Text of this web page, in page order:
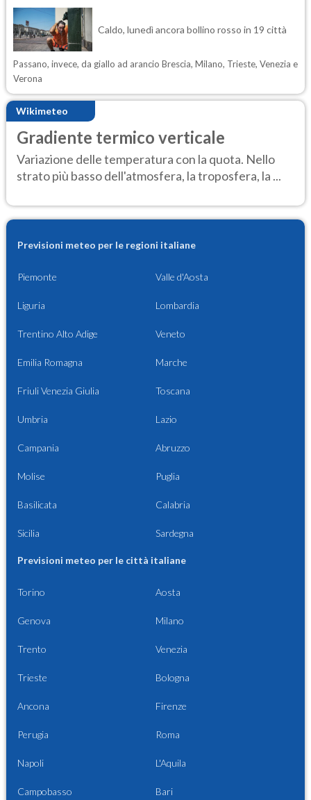
Caldo, lunedì ancora bollino rosso in 19 città
Passano, invece, da giallo ad arancio Brescia, Milano, Trieste, Venezia e
Verona
Wikimeteo
Gradiente termico verticale
Variazione delle temperatura con la quota. Nello
strato più basso dell'atmosfera, la troposfera, la ...
Previsioni meteo per le regioni italiane
Piemonte Valle d'Aosta
Liguria Lombardia
Trentino Alto Adige Veneto
Emilia Romagna Marche
Friuli Venezia Giulia Toscana
Umbria Lazio
Campania Abruzzo
Molise Puglia
Basilicata Calabria
Sicilia Sardegna
Previsioni meteo per le città italiane
Torino Aosta
Genova Milano
Trento Venezia
Trieste Bologna
Ancona Firenze
Perugia Roma
Napoli L'Aquila
Campobasso Bari